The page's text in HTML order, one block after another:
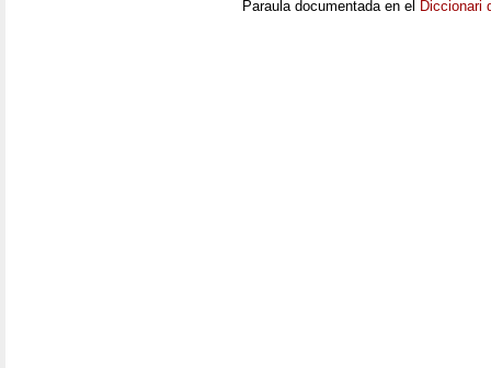
Paraula documentada en el Diccionari